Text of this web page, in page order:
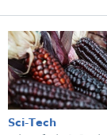
Sci-Tech